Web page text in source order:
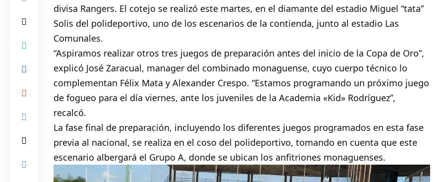
divisa Rangers. El cotejo se realizó este martes, en el diamante del estadio Miguel “tata”
Solis del polideportivo, uno de los escenarios de la contienda, junto al estadio Las
Comunales.
“Aspiramos realizar otros tres juegos de preparación antes del inicio de la Copa de Oro”,
explicó José Zaracual, manager del combinado monaguense, cuyo cuerpo técnico lo
complementan Félix Mata y Alexander Crespo. “Estamos programando un próximo juego
de fogueo para el día viernes, ante los juveniles de la Academia «Kid» Rodríguez”,
recalcó.
La fase final de preparación, incluyendo los diferentes juegos programados en esta fase
previa al nacional, se realiza en el coso del polideportivo, tomando en cuenta que este
escenario albergará el Grupo A, donde se ubican los anfitriones monaguenses.